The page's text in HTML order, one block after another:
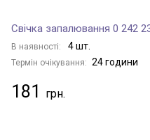
Свічка запалювання 0 242
В наявності: 4 шт.
Термін очікування: 24 години
181